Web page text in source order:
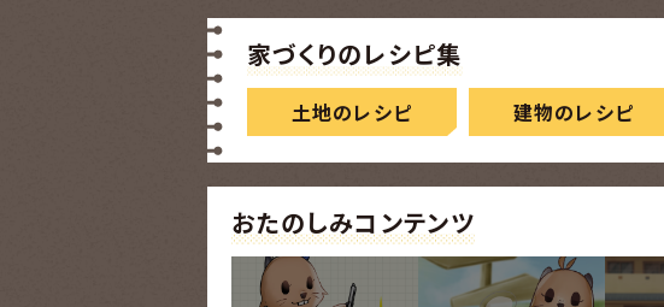
家づくりのレシピ集
土地のレシピ
建物のレシピ
おたのしみコンテンツ